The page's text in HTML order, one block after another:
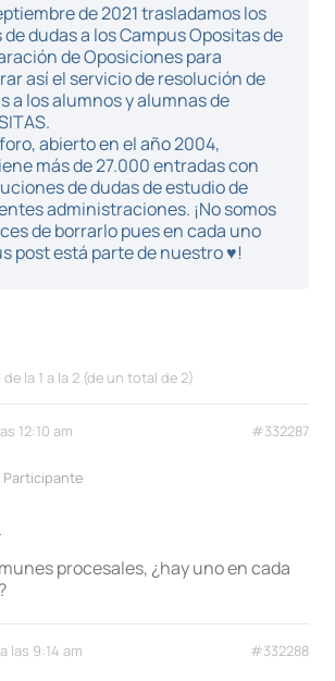
de 2021 trasladamos los
dudas a los Campus Opositas de
de Oposiciones para
así el servicio de resolución de
a los alumnos y alumnas de
abierto en el año 2004,
más de 27.000 entradas con
de dudas de estudio de
administraciones. ¡No somos
de borrarlo pues en cada uno
post está parte de nuestro ♥!
la 1 a la 2 (de un total de 2)
12:10 am #332287
Participante
procesales, ¿hay uno en cada
las 9:14 am #332288